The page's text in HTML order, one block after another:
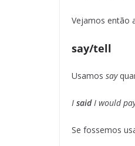
Vejamos então
say/tell
Usamos say
I saidI would
Se fossemos